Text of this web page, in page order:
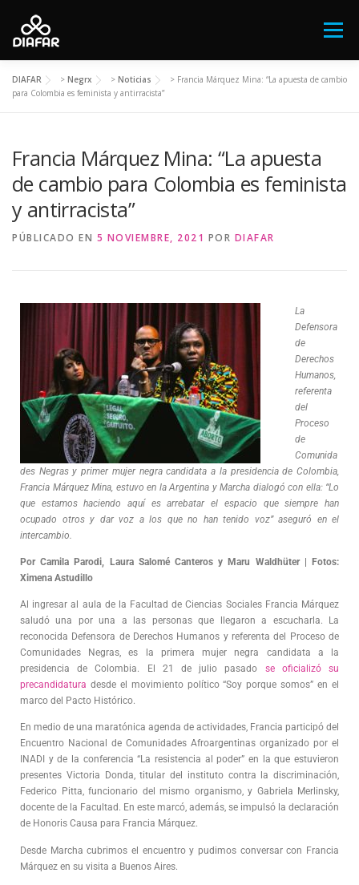
Menú
FESTIVAL ANTIRRACISTA Y ANTIFASCISTA
QUIÉNES SOMOS NOTICIAS
EL AFROARGENTINO
DIAFAR > Negrx > Noticias > Francia Márquez Mina: “La apuesta de cambio
para Colombia es feminista y antirracista”
Francia Márquez Mina: “La apuesta
de cambio para Colombia es feminista
y antirracista”
PÚBLICADO EN 5 NOVIEMBRE, 2021 POR DIAFAR
La
Defensora
de
Derechos
Humanos,
referenta
del
Proceso
de
Comunida
des Negras y primer mujer negra candidata a la presidencia de Colombia,
Francia Márquez Mina, estuvo en la Argentina y Marcha dialogó con ella: “Lo
que estamos haciendo aquí es arrebatar el espacio que siempre han
ocupado otros y dar voz a los que no han tenido voz” aseguró en el
intercambio.
Por Camila Parodi, Laura Salomé Canteros y Maru Waldhüter | Fotos:
Ximena Astudillo
Al ingresar al aula de la Facultad de Ciencias Sociales Francia Márquez
saludó una por una a las personas que llegaron a escucharla. La
reconocida Defensora de Derechos Humanos y referenta del Proceso de
Comunidades Negras, es la primera mujer negra candidata a la
presidencia de Colombia. El 21 de julio pasado se oficializó su
precandidatura desde el movimiento político “Soy porque somos” en el
marco del Pacto Histórico.
En medio de una maratónica agenda de actividades, Francia participó del
Encuentro Nacional de Comunidades Afroargentinas organizado por el
INADI y de la conferencia “La resistencia al poder” en la que estuvieron
presentes Victoria Donda, titular del instituto contra la discriminación,
Federico Pitta, funcionario del mismo organismo, y Gabriela Merlinsky,
docente de la Facultad. En este marcó, además, se impulsó la declaración
de Honoris Causa para Francia Márquez.
Desde Marcha cubrimos el encuentro y pudimos conversar con Francia
Márquez en su visita a Buenos Aires.